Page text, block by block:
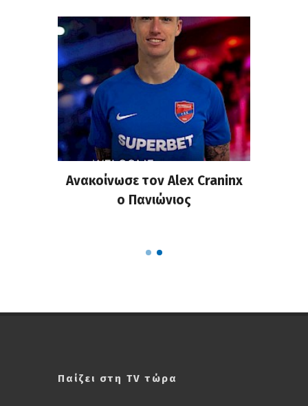
Ανακοίνωσε τον Alex Craninx
ο Πανιώνιος
Παίζει στη TV τώρα